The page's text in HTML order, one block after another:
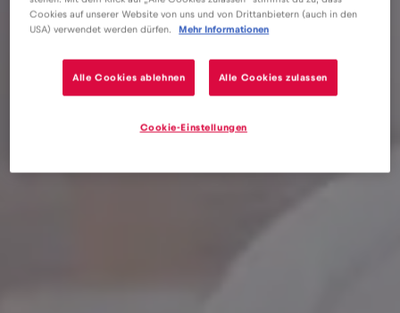
Blog
Cookies auf unserer Website von uns und von Drittanbietern (auch in den
USA) verwendet werden dürfen.
Mehr Informationen
Alle Cookies ablehnen Alle Cookies zulassen
Cookie-Einstellungen